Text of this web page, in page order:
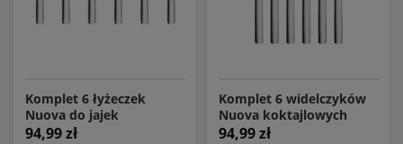
Komplet 6 łyżeczek
Nuova do jajek
94,99 zł
Komplet 6 widelczyków
Nuova koktajlowych
94,99 zł